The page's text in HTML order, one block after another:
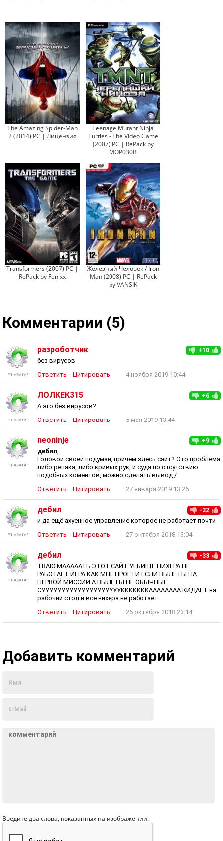
The Amazing Spider-Man
2 (2014) PC | Лицензия
Teenage Mutant Ninja
Turtles - The Video Game
(2007) PC | RePack by
MOP030B
Transformers (2007) PC |
RePack by Fenixx
Железный Человек / Iron
Man (2008) PC | RePack
by VANSIK
Комментарии (5)
+10
разроботчик
без вирусов
Ответить
Цитировать 4 ноября 2019 10:44
+6
ЛОЛКЕК315
А это без вирусов?
Ответить
Цитировать 5 мая 2019 13:44
+9
neoninje
дебил,
Головой своей подумай, причём здесь сайт? Это проблема
либо репака, либо кривых рук, и судя по отсутствию
подобных коментов, можно сделать вывод:/
Ответить
Цитировать 27 января 2019 13:26
-32
дебил
и да ещё ахуенное управление которое не работает почти
Ответить
Цитировать 27 октября 2018 13:04
-33
дебил
ТВАЮ МАААААТЬ ЭТОТ САЙТ УЕБИЩЁ НИХЕРА НЕ
РАБОТАЕТ ИГРА КАК МНЕ ПРОЁТИ ЕСЛИ ВЫЛЕТЫ НА
ПЕРВОЙ МИССИИ А ВЫЛЕТЫ НЕ ОБЫЧНЫЕ
СУУУУУУУУУУУУУУУУУУУУКККККККАААААААА КИДАЕТ на
рабочий стол и всё нихера не работает
Ответить
Цитировать 26 октября 2018 23:14
Добавить комментарий
Введите два слова, показанных на изображении: